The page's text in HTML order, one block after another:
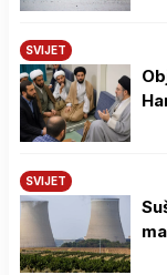
SVIJET
SVIJET